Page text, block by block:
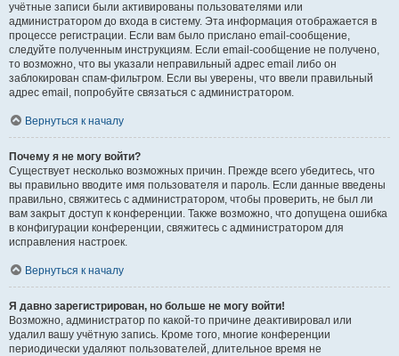
учётные записи были активированы пользователями или
администратором до входа в систему. Эта информация отображается в
процессе регистрации. Если вам было прислано email-сообщение,
следуйте полученным инструкциям. Если email-сообщение не получено,
то возможно, что вы указали неправильный адрес email либо он
заблокирован спам-фильтром. Если вы уверены, что ввели правильный
адрес email, попробуйте связаться с администратором.
Вернуться к началу
Почему я не могу войти?
Существует несколько возможных причин. Прежде всего убедитесь, что
вы правильно вводите имя пользователя и пароль. Если данные введены
правильно, свяжитесь с администратором, чтобы проверить, не был ли
вам закрыт доступ к конференции. Также возможно, что допущена ошибка
в конфигурации конференции, свяжитесь с администратором для
исправления настроек.
Вернуться к началу
Я давно зарегистрирован, но больше не могу войти!
Возможно, администратор по какой-то причине деактивировал или
удалил вашу учётную запись. Кроме того, многие конференции
периодически удаляют пользователей, длительное время не